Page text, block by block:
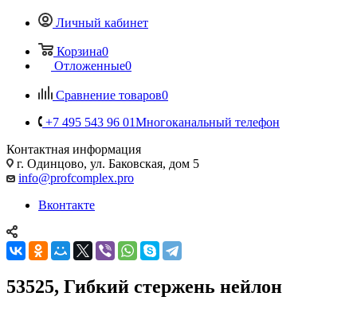
Личный кабинет
Корзина0
Отложенные0
Сравнение товаров0
+7 495 543 96 01Многоканальный телефон
Контактная информация
г. Одинцово, ул. Баковская, дом 5
info@profcomplex.pro
Вконтакте
53525, Гибкий стержень нейлон